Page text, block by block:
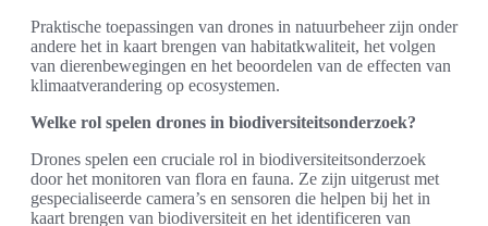
Praktische toepassingen van drones in natuurbeheer zijn onder
andere het in kaart brengen van habitatkwaliteit, het volgen
van dierenbewegingen en het beoordelen van de effecten van
klimaatverandering op ecosystemen.
Welke rol spelen drones in biodiversiteitsonderzoek?
Drones spelen een cruciale rol in biodiversiteitsonderzoek
door het monitoren van flora en fauna. Ze zijn uitgerust met
gespecialiseerde camera’s en sensoren die helpen bij het in
kaart brengen van biodiversiteit en het identificeren van